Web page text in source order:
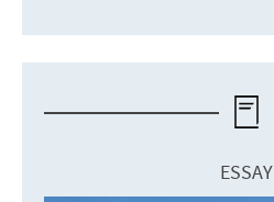
ESSAY